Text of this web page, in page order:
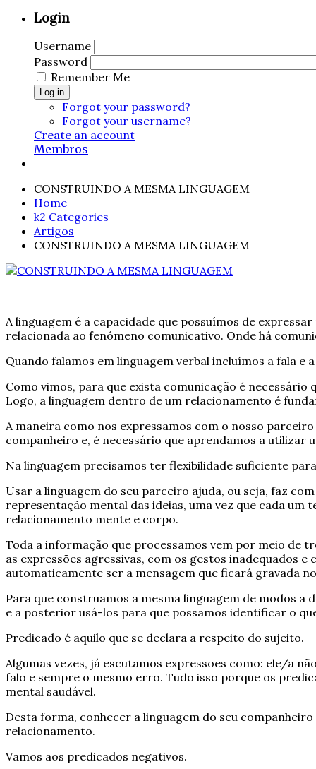
Login
Username
Password
Remember Me
Log in
Forgot your password?
Forgot your username?
Create an account
Membros
CONSTRUINDO A MESMA LINGUAGEM
Home
k2 Categories
Artigos
CONSTRUINDO A MESMA LINGUAGEM
A linguagem é a capacidade que possuímos de
relacionada ao fenómeno comunicativo. Onde há
Quando falamos em linguagem verbal incluímos a fala
Como vimos, para que exista comunicação é
Logo, a linguagem dentro de um relacionamento é
A maneira como nos expressamos com o nosso
companheiro e, é necessário que aprendamos a utilizar
Na linguagem precisamos ter flexibilidade suficiente
Usar a linguagem do seu parceiro ajuda, ou seja, faz
representação mental das ideias, uma vez que cada
relacionamento mente e corpo.
Toda a informação que processamos vem por meio de
as expressões agressivas, com os gestos inadequados
automaticamente ser a mensagem que ficará gravada
Para que construamos a mesma linguagem de modos a
e a posterior usá-los para que possamos identificar o
Predicado é aquilo que se declara a respeito do sujeito.
Algumas vezes, já escutamos expressões como: ele/a
falo e sempre o mesmo erro. Tudo isso porque os
mental saudável.
Desta forma, conhecer a linguagem do seu
relacionamento.
Vamos aos predicados negativos.